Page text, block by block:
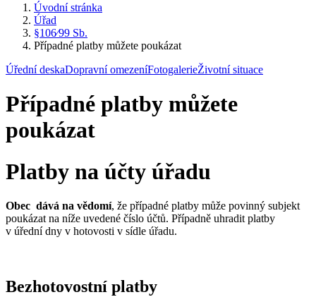
Úvodní stránka
Úřad
§106⁄99 Sb.
Případné platby můžete poukázat
Úřední deskaDopravní omezeníFotogalerieŽivotní situace
Případné platby můžete
poukázat
Platby na účty úřadu
Obec dává na vědomí, že případné platby může povinný subjekt
poukázat na níže uvedené číslo účtů. Případně uhradit platby
v úřední dny v hotovosti v sídle úřadu.
Bezhotovostní platby